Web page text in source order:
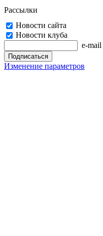
Рассылки
Новости сайта
Новости клуба
e-mail
Изменение параметров